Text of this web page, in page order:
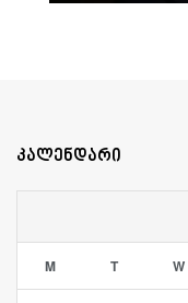
კალენდარი
M T W